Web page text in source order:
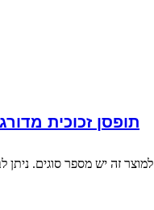
תופסן זכוכית מדורג
למוצר זה יש מספר סוגים. ניתן